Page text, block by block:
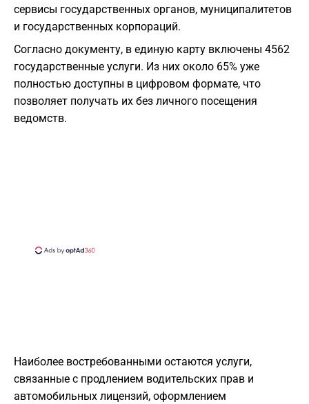
сервисы государственных органов, муниципалитетов
и государственных корпораций.
Согласно документу, в единую карту включены 4562
государственные услуги. Из них около 65% уже
полностью доступны в цифровом формате, что
позволяет получать их без личного посещения
ведомств.
Наиболее востребованными остаются услуги,
связанные с продлением водительских прав и
автомобильных лицензий, оформлением